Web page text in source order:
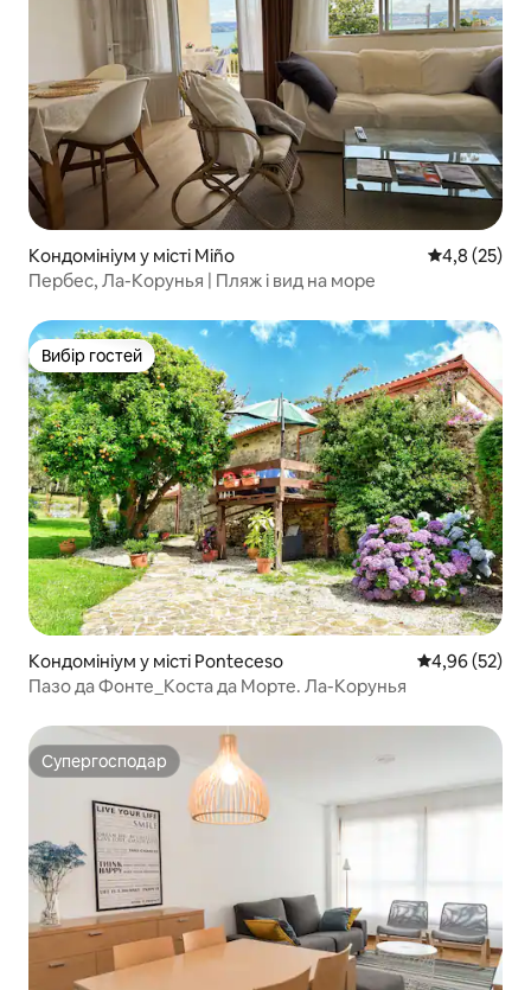
Кондомініум у місті Miño Середня
4,8 (25)
Пербес, Ла-Корунья | Пляж і вид на море
Вибір гостей
Вибір гостей
Кондомініум у місті Ponteceso Середня
4,96 (52)
Пазо да Фонте_Коста да Морте. Ла-Корунья
Супергосподар
Супергосподар